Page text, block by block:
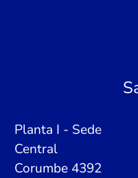
Planta I - Sede
Central
Corumbe 4392